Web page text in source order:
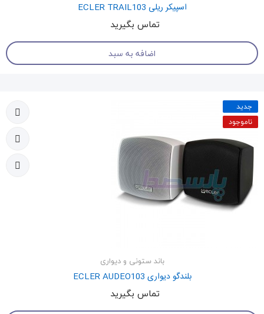
اسپیکر ریلی ECLER TRAIL103
تماس بگیرید
اضافه به سبد
جدید
ناموجود
باند ستونی و دیواری
بلندگو دیواری ECLER AUDEO103
تماس بگیرید